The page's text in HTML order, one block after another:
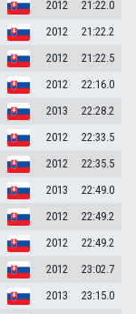
2012
21:22.0
2012
21:22.2
2012
21:22.5
2012
22:16.0
2013
22:28.2
2012
22:33.5
2012
22:35.5
2013
22:49.0
2012
22:49.2
2012
22:49.2
2012
23:02.7
2013
23:15.0